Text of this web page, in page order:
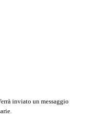
inviato un messaggio